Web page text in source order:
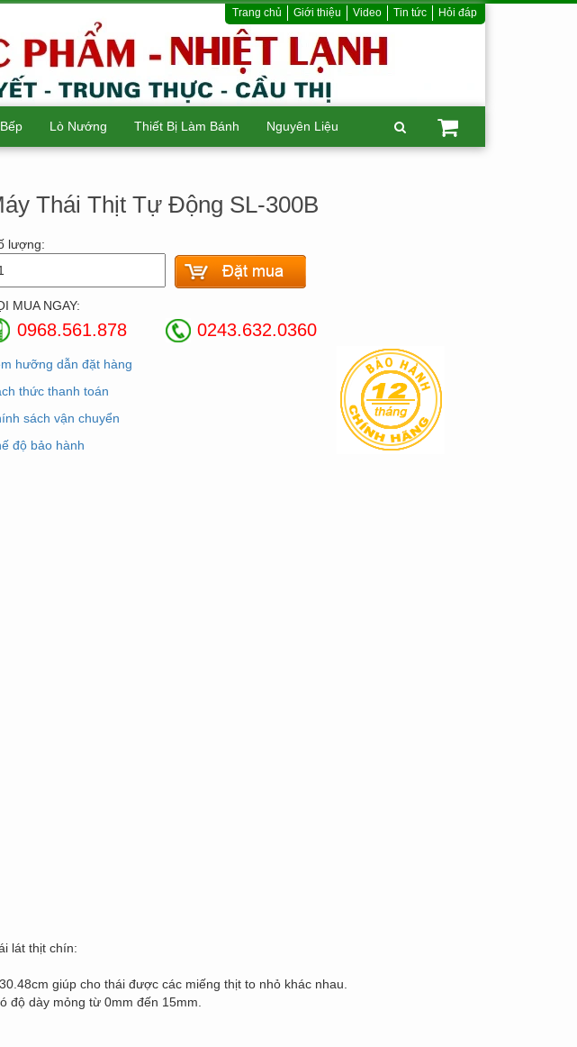
Trang chủ Giới thiệu Video Tin tức Hỏi đáp
Lò Nướng Thiết Bị Làm Bánh Nguyên Liệu
Thái Thịt Tự Động SL-300B
lượng:
MUA NGAY:
0968.561.878 0243.632.0360
hưỡng dẫn đặt hàng
thức thanh toán
sách vận chuyển
độ bảo hành
lát thịt chín:
giúp cho thái được các miếng thịt to nhỏ khác nhau.
độ dày mỏng từ 0mm đến 15mm.